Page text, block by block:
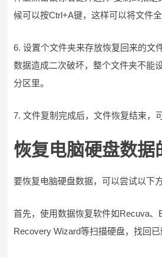
候可以按Ctrl+A键，这样可以将文件全
6. 设置个文件夹来存放恢复回来的文
数据造成二次破坏，整个文件夹不能
分区里。
7. 文件复制完成后，文件恢复结束，
恢复电脑硬盘数据
要恢复电脑硬盘数据，可以尝试以下方
首先，使用数据恢复软件如Recuva、
Recovery Wizard等扫描硬盘，找回已